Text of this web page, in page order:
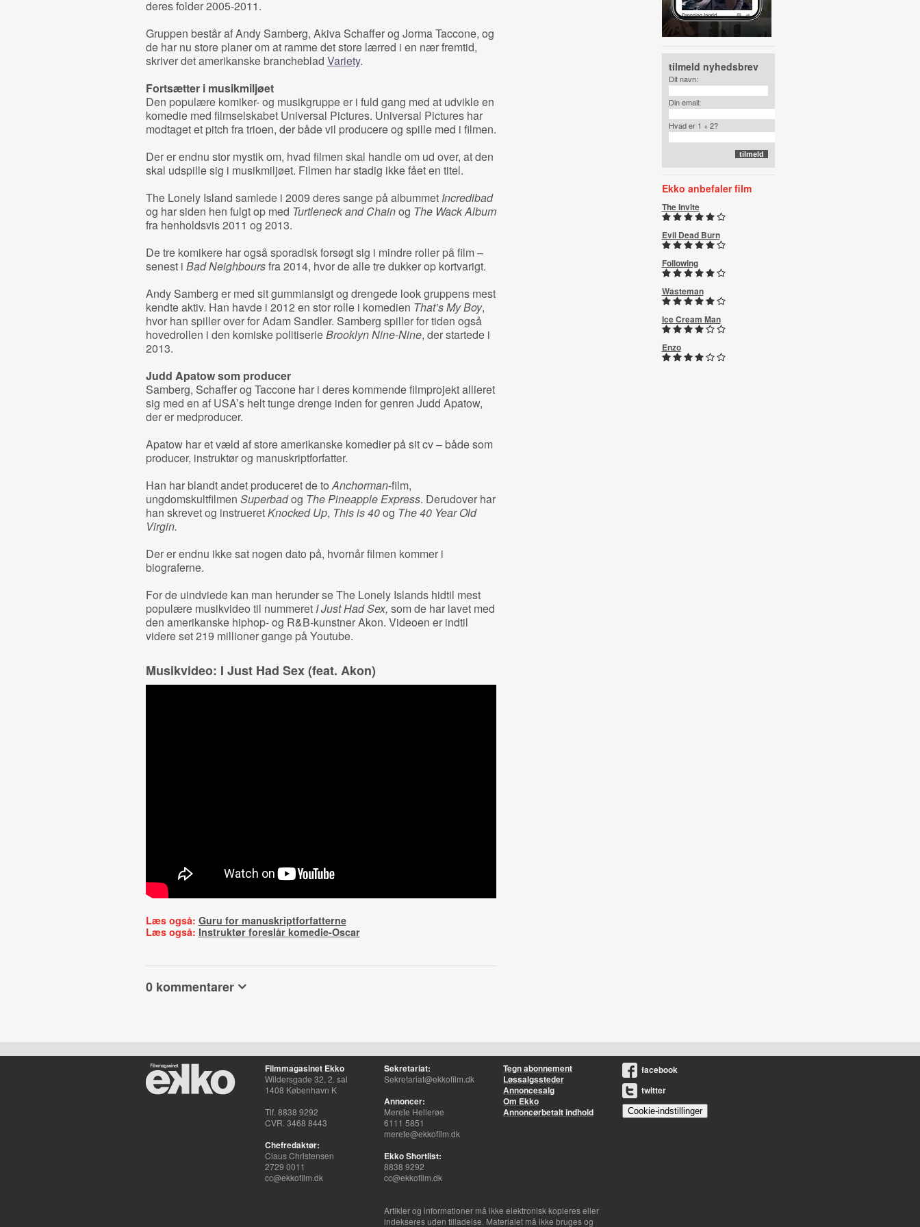
deres folder 2005-2011.
Gruppen består af Andy Samberg, Akiva Schaffer og Jorma Taccone, og
de har nu store planer om at ramme det store lærred i en nær fremtid,
skriver det amerikanske brancheblad Variety.
Fortsætter i musikmiljøet
Den populære komiker- og musikgruppe er i fuld gang med at udvikle en
komedie med filmselskabet Universal Pictures. Universal Pictures har
modtaget et pitch fra trioen, der både vil producere og spille med i filmen.
Der er endnu stor mystik om, hvad filmen skal handle om ud over, at den
skal udspille sig i musikmiljøet. Filmen har stadig ikke fået en titel.
The Lonely Island samlede i 2009 deres sange på albummet Incredibad
og har siden hen fulgt op med Turtleneck and Chainog The Wack Album
fra henholdsvis 2011 og 2013.
De tre komikere har også sporadisk forsøgt sig i mindre roller på film –
senest i Bad Neighboursfra 2014, hvor de alle tre dukker op kortvarigt.
Andy Samberg er med sit gummiansigt og drengede look gruppens mest
kendte aktiv. Han havde i 2012 en stor rolle i komedien That’s My Boy,
hvor han spiller over for Adam Sandler. Samberg spiller for tiden også
hovedrollen i den komiske politiserieBrooklyn Nine-Nine, der startede i
2013.
Judd Apatow som producer
Samberg, Schaffer og Taccone har i deres kommende filmprojekt allieret
sig med en af USA’s helt tunge drenge inden for genren Judd Apatow,
der er medproducer.
Apatow har et væld af store amerikanske komedier på sit cv – både som
producer, instruktør og manuskriptforfatter.
Han har blandt andet produceret de toAnchorman-film,
ungdomskultfilmen Superbadog The Pineapple Express. Derudover har
han skrevet og instrueretKnocked Up, This is 40og The 40 Year Old
Virgin.
Der er endnu ikke sat nogen dato på, hvornår filmen kommer i
biograferne.
For de uindviede kan man herunder se The Lonely Islands hidtil mest
populære musikvideo til nummeret I Just Had Sex, som de har lavet med
den amerikanske hiphop- og R&B-kunstner Akon. Videoen er indtil
videre set 219 millioner gange på Youtube.
Musikvideo: I Just Had Sex (feat. Akon)
Læs også: Guru for manuskriptforfatterne
Læs også: Instruktør foreslår komedie-Oscar
0 kommentarer
tilmeld nyhedsbrev
Dit navn:
Din email:
Hvad er 1 + 2?
Ekko anbefaler film
The Invite
Evil Dead Burn
Following
Wasteman
Ice Cream Man
Enzo
Filmmagasinet Ekko
Wildersgade 32, 2. sal
1408 København K
Tlf. 8838 9292
CVR. 3468 8443
Chefredaktør:
Claus Christensen
2729 0011
cc@ekkofilm.dk
Sekretariat:
Sekretariat@ekkofilm.dk
Annoncer:
Merete Hellerøe
6111 5851
merete@ekkofilm.dk
Ekko Shortlist:
8838 9292
cc@ekkofilm.dk
Tegn abonnement
Løssalgssteder
Annoncesalg
Om Ekko
Annoncørbetalt indhold
facebook
twitter
Cookie-indstillinger
Artikler og informationer må ikke elektronisk kopieres eller
indekseres uden tilladelse. Materialet må ikke bruges og